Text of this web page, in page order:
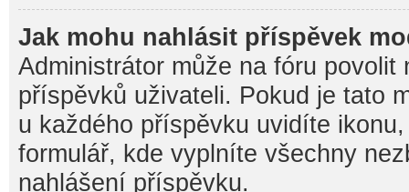
Jak mohu nahlásit příspěvek
Administrátor může na fóru povolit
příspěvků uživateli. Pokud je tato
u každého příspěvku uvidíte
formulář, kde vyplníte všechny
nahlášení příspěvku.